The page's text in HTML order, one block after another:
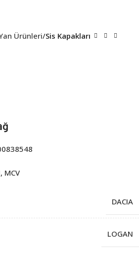
Ürünleri Sis Kapakları
MCV
DACIA
LOGAN